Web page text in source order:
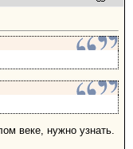
веке, нужно узнать.